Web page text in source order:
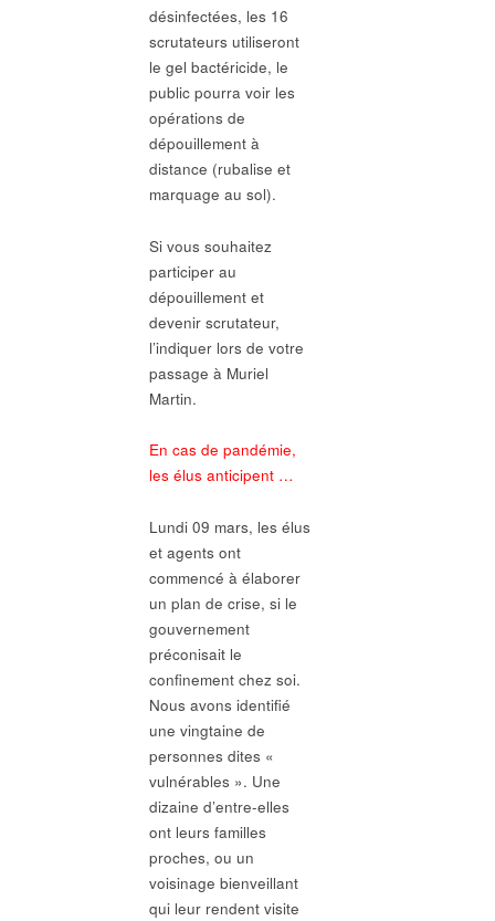
désinfectées, les 16
scrutateurs utiliseront
le gel bactéricide, le
public pourra voir les
opérations de
dépouillement à
distance (rubalise et
marquage au sol).
Si vous souhaitez
participer au
dépouillement et
devenir scrutateur,
l’indiquer lors de votre
passage à Muriel
Martin.
En cas de pandémie,
les élus anticipent …
Lundi 09 mars, les élus
et agents ont
commencé à élaborer
un plan de crise, si le
gouvernement
préconisait le
confinement chez soi.
Nous avons identifié
une vingtaine de
personnes dites «
vulnérables ». Une
dizaine d’entre-elles
ont leurs familles
proches, ou un
voisinage bienveillant
qui leur rendent visite